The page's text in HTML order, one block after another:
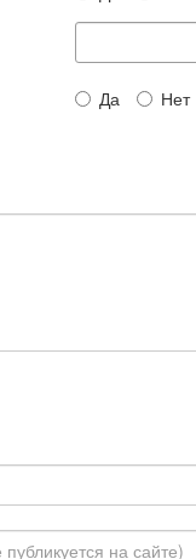
Да Нет